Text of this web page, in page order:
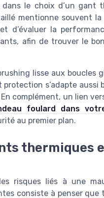
le choix d’un gant
mentionne souvent
d’évaluer la
afin de trouver le
lisse aux boucles
s’adapte aussi
complément, un lien
foulard dans
au premier plan.
thermiques
risques liés à une
consiste à penser